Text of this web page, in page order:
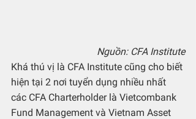
Nguồn: CFA Institute
Khá thú vị là CFA Institute cũng cho biết
hiện tại 2 nơi tuyển dụng nhiều nhất
các CFA Charterholder là Vietcombank
Fund Management và Vietnam Asset